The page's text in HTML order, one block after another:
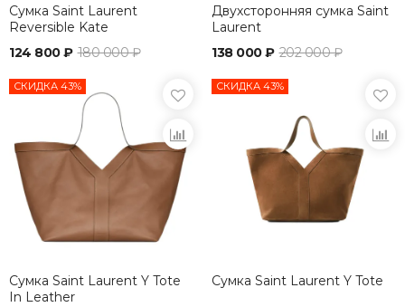
Сумка Saint Laurent
Reversible Kate
124 800 ₽ 180 000 ₽
Двухсторонняя сумка Saint
Laurent
138 000 ₽ 202 000 ₽
СКИДКА 43%
Сумка Saint Laurent Y Tote
In Leather
СКИДКА 43%
Сумка Saint Laurent Y Tote